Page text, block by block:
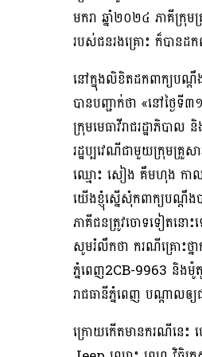
មករា ឆ្នាំ២០២៤ ភាគីក្
របស់ជនរងគ្រោះ ក៏បានដ
នៅក្នុងលិខិតដកពាក្យប
បានបញ្ជាក់ថា «នៅថ្ងៃទី
ក្រុមមេធាវីរាជរដ្ឋាភិបា
រដ្ឋប្បវេណីជាមួយក្រុមគ្រួស
ឈ្មោះ សៀង គឹមហុង កាលពី
យើងខ្ញុំស្នើសុំកពាក្យបណ្
ភាគីជនត្រូវចោទទៀតនោះ
សូមរំលឹកថា ករណីគ្រោះថ្ន
ភ្នំពេញ2CB-9963 និង
រាជធានីភ្នំពេញ បណ្ដាលឲ្
ក្រោយកើតមានករណីនេះ